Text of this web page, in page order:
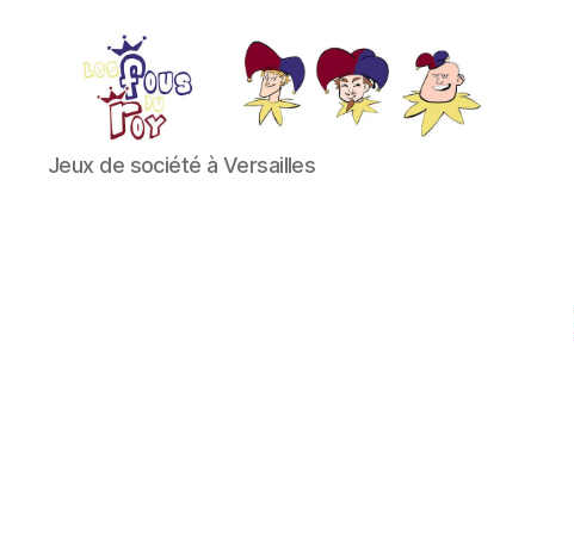
Les
Fous
Jeux de société à Versailles